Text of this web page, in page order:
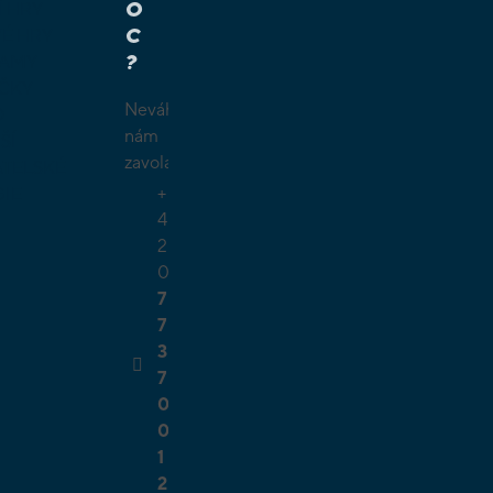
O
C
?
Neváhejte
nám
zavolat.
+
4
2
0
7
7
3
7
0
0
1
2